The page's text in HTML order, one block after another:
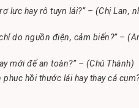
lực hay rô tuyn lái?” – (Chị Lan,
do nguồn điện, cảm biến?” –
mới để an toàn?” – (Chú Thành)
hồi thước lái hay thay cả